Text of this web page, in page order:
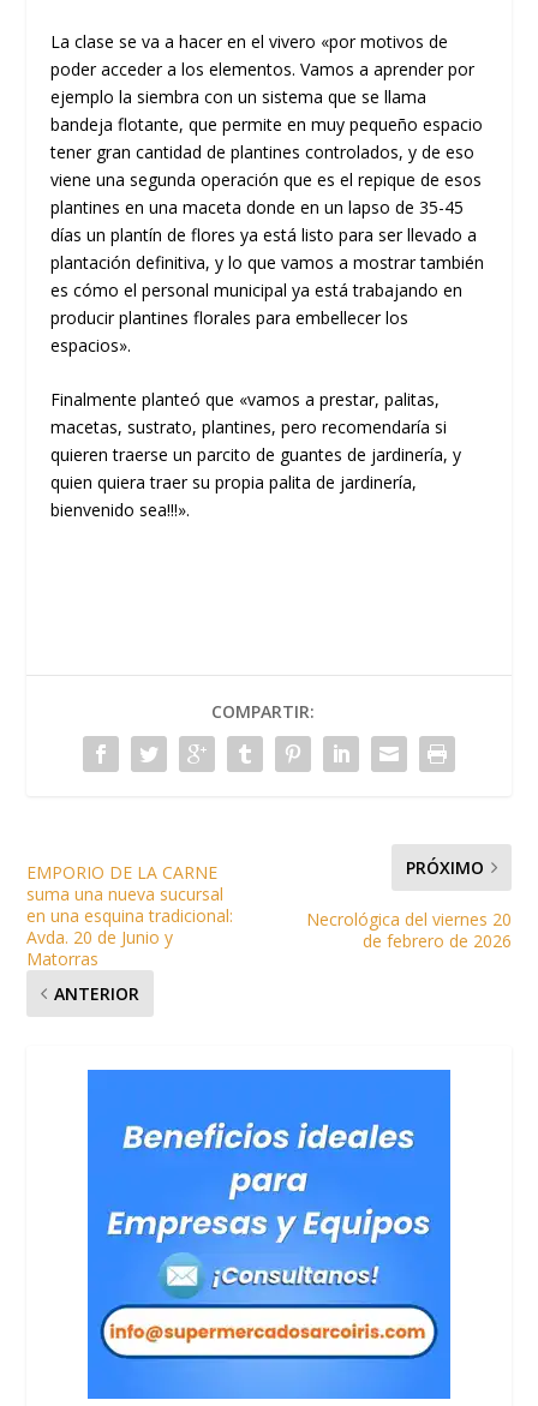
La clase se va a hacer en el vivero «por motivos de
poder acceder a los elementos. Vamos a aprender por
ejemplo la siembra con un sistema que se llama
bandeja flotante, que permite en muy pequeño espacio
tener gran cantidad de plantines controlados, y de eso
viene una segunda operación que es el repique de esos
plantines en una maceta donde en un lapso de 35-45
días un plantín de flores ya está listo para ser llevado a
plantación definitiva, y lo que vamos a mostrar también
es cómo el personal municipal ya está trabajando en
producir plantines florales para embellecer los
espacios».
Finalmente planteó que «vamos a prestar, palitas,
macetas, sustrato, plantines, pero recomendaría si
quieren traerse un parcito de guantes de jardinería, y
quien quiera traer su propia palita de jardinería,
bienvenido sea!!!».
COMPARTIR:
EMPORIO DE LA CARNE
suma una nueva sucursal
en una esquina tradicional:
Avda. 20 de Junio y
Matorras
ANTERIOR
PRÓXIMO
Necrológica del viernes 20
de febrero de 2026